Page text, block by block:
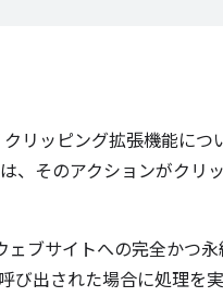
リッピング拡張機能につ
、そのアクションがクリ
ブサイトへの完全かつ
び出された場合に処理を